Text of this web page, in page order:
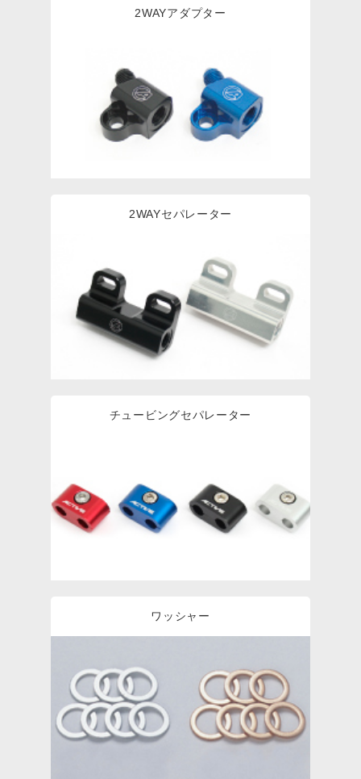
2WAYアダプター
2WAYセパレーター
チュービングセパレーター
ワッシャー